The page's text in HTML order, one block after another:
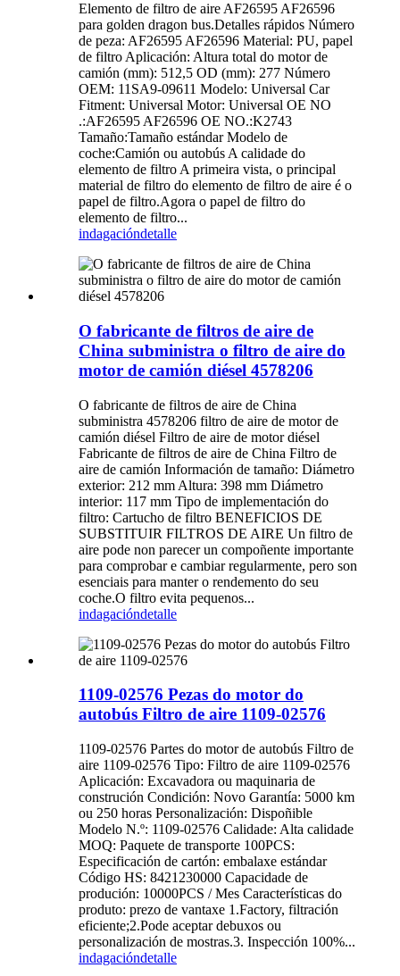
Elemento de filtro de aire AF26595 AF26596
para golden dragon bus.Detalles rápidos Número
de peza: AF26595 AF26596 Material: PU, papel
de filtro Aplicación: Altura total do motor de
camión (mm): 512,5 OD (mm): 277 Número
OEM: 11SA9-09611 Modelo: Universal Car
Fitment: Universal Motor: Universal OE NO
.:AF26595 AF26596 OE NO.:K2743
Tamaño:Tamaño estándar Modelo de
coche:Camión ou autobús A calidade do
elemento de filtro A primeira vista, o principal
material de filtro do elemento de filtro de aire é o
papel de filtro.Agora o papel de filtro do
elemento de filtro...
indagacióndetalle
O fabricante de filtros de aire de
China subministra o filtro de aire do
motor de camión diésel 4578206
O fabricante de filtros de aire de China
subministra 4578206 filtro de aire de motor de
camión diésel Filtro de aire de motor diésel
Fabricante de filtros de aire de China Filtro de
aire de camión Información de tamaño: Diámetro
exterior: 212 mm Altura: 398 mm Diámetro
interior: 117 mm Tipo de implementación do
filtro: Cartucho de filtro BENEFICIOS DE
SUBSTITUIR FILTROS DE AIRE Un filtro de
aire pode non parecer un compoñente importante
para comprobar e cambiar regularmente, pero son
esenciais para manter o rendemento do seu
coche.O filtro evita pequenos...
indagacióndetalle
1109-02576 Pezas do motor do
autobús Filtro de aire 1109-02576
1109-02576 Partes do motor de autobús Filtro de
aire 1109-02576 Tipo: Filtro de aire 1109-02576
Aplicación: Excavadora ou maquinaria de
construción Condición: Novo Garantía: 5000 km
ou 250 horas Personalización: Dispoñible
Modelo N.º: 1109-02576 Calidade: Alta calidade
MOQ: Paquete de transporte 100PCS:
Especificación de cartón: embalaxe estándar
Código HS: 8421230000 Capacidade de
produción: 10000PCS / Mes Características do
produto: prezo de vantaxe 1.Factory, filtración
eficiente;2.Pode aceptar debuxos ou
personalización de mostras.3. Inspección 100%...
indagacióndetalle